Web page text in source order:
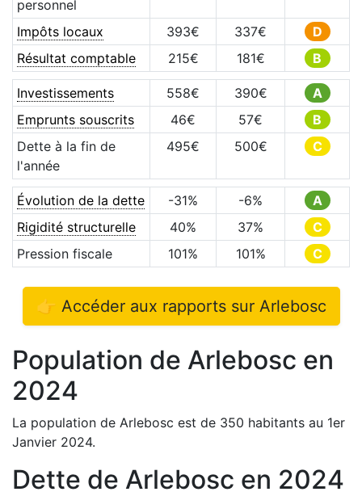
personnel
Impôts locaux 393€ 337€
D
Résultat comptable
215€ 181€ B
Investissements 558€ 390€
A
Emprunts souscrits
46€ 57€
B
Dette à la fin de
l'année
495€ 500€ C
Évolution de la dette -31% -6%
A
Rigidité structurelle
40% 37%
C
Pression fiscale
101% 101% C
👉 Accéder aux rapports sur Arlebosc
Population de Arlebosc en
2024
La population de Arlebosc est de 350 habitants au 1er
Janvier 2024.
Dette de Arlebosc en 2024